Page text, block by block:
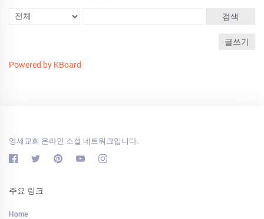
검색
글쓰기
Powered by KBoard
영세교회 온라인 소셜 네트워크입니다.
주요 링크
Home